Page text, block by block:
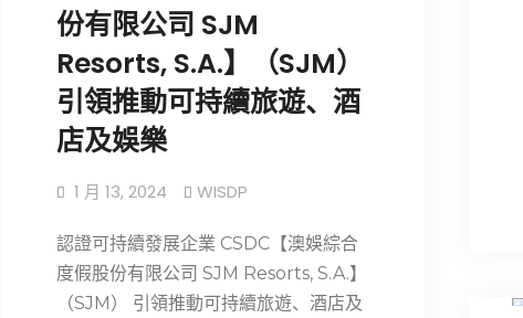
份有限公司 SJM
Resorts, S.A.】（SJM）
引領推動可持續旅遊、酒
店及娛樂
1 月 13, 2024 WISDP
認證可持續發展企業 CSDC【澳娛綜合
度假股份有限公司 SJM Resorts, S.A.】
（SJM） 引領推動可持續旅遊、酒店及